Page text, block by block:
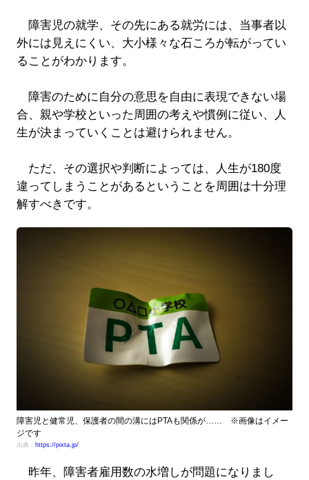
障害児の就学、その先にある就労には、当事者以
外には見えにくい、大小様々な石ころが転がってい
ることがわかります。
障害のために自分の意思を自由に表現できない場
合、親や学校といった周囲の考えや慣例に従い、人
生が決まっていくことは避けられません。
ただ、その選択や判断によっては、人生が180度
違ってしまうことがあるということを周囲は十分理
解すべきです。
障害児と健常児、保護者の間の溝にはPTAも関係が…… ※画像はイメー
ジです
出典： https://pixta.jp/
昨年、障害者雇用数の水増しが問題になりまし